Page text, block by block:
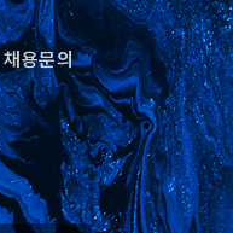
채용문의